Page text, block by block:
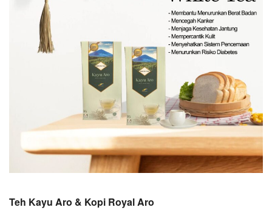
Teh Kayu Aro & Kopi Royal Aro